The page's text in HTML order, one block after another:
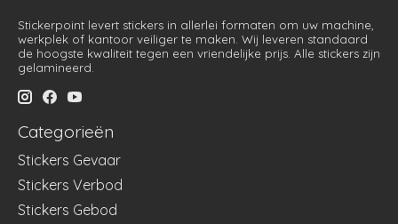
Stickerpoint levert stickers in allerlei formaten om uw machine,
werkplek of kantoor veiliger te maken. Wij leveren standaard
de hoogste kwaliteit tegen een vriendelijke prijs. Alle stickers zijn
gelamineerd.
Categorieën
Stickers Gevaar
Stickers Verbod
Stickers Gebod